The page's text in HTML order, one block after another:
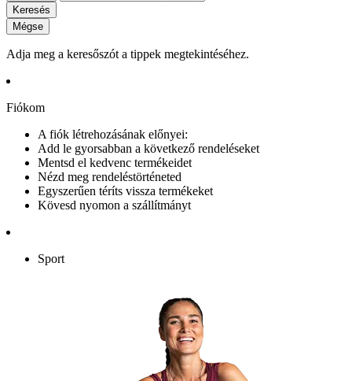
Keresés
Mégse
Adja meg a keresőszót a tippek megtekintéséhez.
Fiókom
A fiók létrehozásának előnyei:
Add le gyorsabban a következő rendeléseket
Mentsd el kedvenc termékeidet
Nézd meg rendeléstörténeted
Egyszerűen téríts vissza termékeket
Kövesd nyomon a szállítmányt
Sport